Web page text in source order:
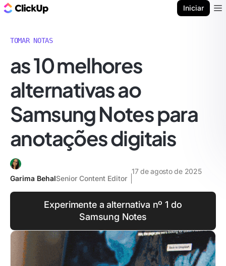
Iniciar
TOMAR NOTAS
as 10 melhores
alternativas ao
Samsung Notes para
anotações digitais
Garima BehalSenior Content Editor
17 de agosto de 2025
Experimente a alternativa nº 1 do
Samsung Notes